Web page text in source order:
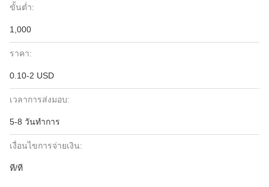
ขั้นต่ำ:
1,000
ราคา:
0.10-2 USD
เวลาการส่งมอบ:
5-8 วันทำการ
เงื่อนไขการจ่ายเงิน:
ที/ที